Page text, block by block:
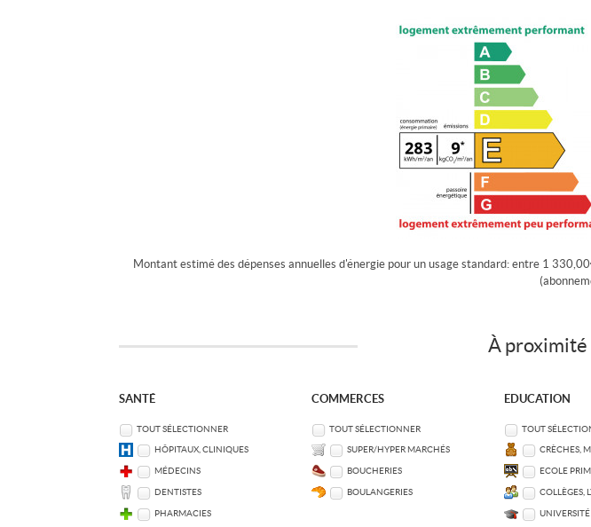
Montant estimé des dépenses annuelles d'énergie pour un usage standard: entre 1
À proximité
SANTÉ
TOUT SÉLECTIONNER
HÔPITAUX, CLINIQUES
MÉDECINS
DENTISTES
PHARMACIES
COMMERCES
TOUT SÉLECTIONNER
SUPER/HYPER MARCHÉS
BOUCHERIES
BOULANGERIES
EDUCATION
TOUT
CRÈCHES,
ECOLE
COLLÈGES,
UNIVERSITÉ